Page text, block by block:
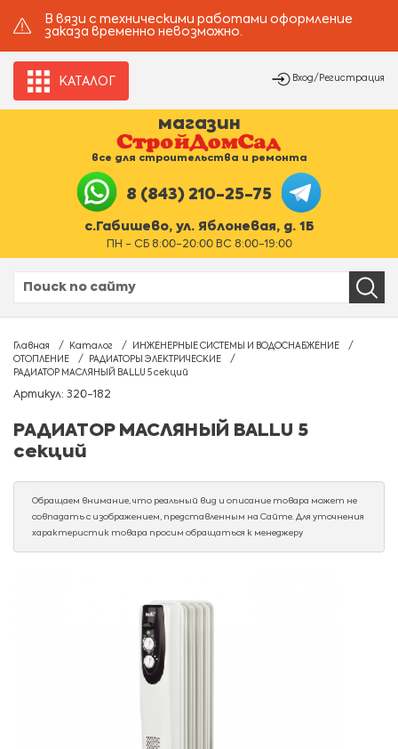
В вязи с техническими работами оформление
заказа временно невозможно.
КАТАЛОГ Вход/Регистрация
магазин
все для строительства и ремонта
8 (843) 210-25-75
с.Габишево, ул. Яблоневая, д. 1Б
ПН - СБ 8:00-20:00 ВС 8:00-19:00
Главная Каталог
ИНЖЕНЕРНЫЕ СИСТЕМЫ И ВОДОСНАБЖЕНИЕ
ОТОПЛЕНИЕ
РАДИАТОРЫ ЭЛЕКТРИЧЕСКИЕ
РАДИАТОР МАСЛЯНЫЙ BALLU 5 секций
Артикул: 320-182
РАДИАТОР МАСЛЯНЫЙ BALLU 5
секций
Обращаем внимание, что реальный вид и описание товара может не
совпадать с изображением, представленным на Сайте. Для уточнения
характеристик товара просим обращаться к менеджеру